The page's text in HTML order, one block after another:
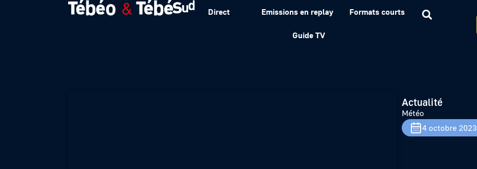
Direct Emissions en replay Formats courts
Guide TV
Actualité
Météo
4 octobre 2023